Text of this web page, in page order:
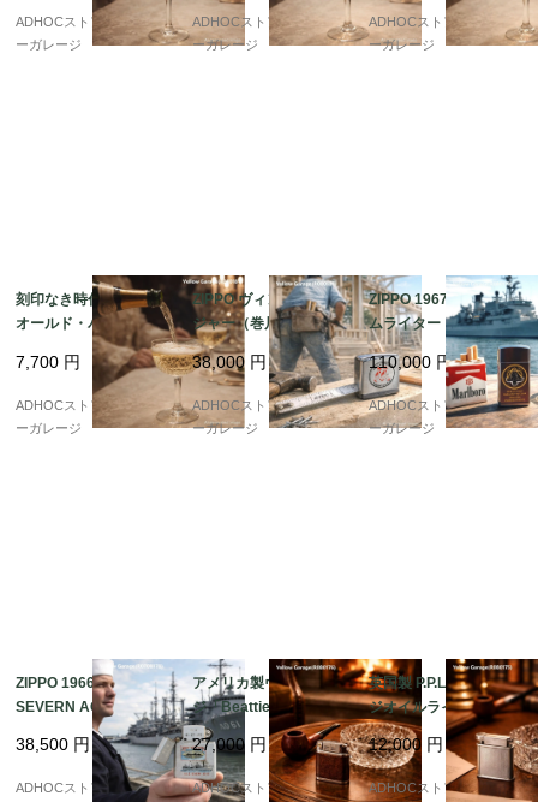
ADHOCストア・イエロ
ーガレージ
ADHOCストア・イエロ
ーガレージ
ADHOCストア・イエロ
ーガレージ
刻印なき時代の輝き ?
オールド・バカラ シャ
ンパングラス（1936年
以前）
7,700 円
ADHOCストア・イエロ
ーガレージ
ZIPPO ヴィンテージ メ
ジャー（巻尺）｜McCl
oskey Varnish Co. ノ
ベルティ・デッドスト
38,000 円
ADHOCストア・イエロ
ーガレージ
ZIPPO 1967年製 スリ
ムライター｜USS BAI
NBRIDGE 原子力フリ
ゲート記念・デッドス
トック完品
110,000 円
ADHOCストア・イエロ
ーガレージ
ZIPPO 1966年製 U.S.S.
SEVERN AO-61 記念
ライター? 冷戦期アメ
リカ海軍を刻んだ一本
?
38,500 円
ADHOCストア・イエロ
アメリカ製ヴィンテー
ジ「Beattie Jet Lighte
r」パイプ用オイルライ
ター（特許モデル）
27,000 円
ADHOCストア・イエロ
英国製 P.P.LD ビンテー
ジオイルライター（ス
ターリングシルバー
製）
12,000 円
ADHOCストア・イエロ